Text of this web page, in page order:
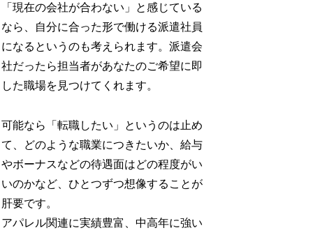
「現在の会社が合わない」と感じている
なら、自分に合った形で働ける派遣社員
になるというのも考えられます。派遣会
社だったら担当者があなたのご希望に即
した職場を見つけてくれます。
可能なら「転職したい」というのは止め
て、どのような職業につきたいか、給与
やボーナスなどの待遇面はどの程度がい
いのかなど、ひとつずつ想像することが
肝要です。
アパレル関連に実績豊富、中高年に強い